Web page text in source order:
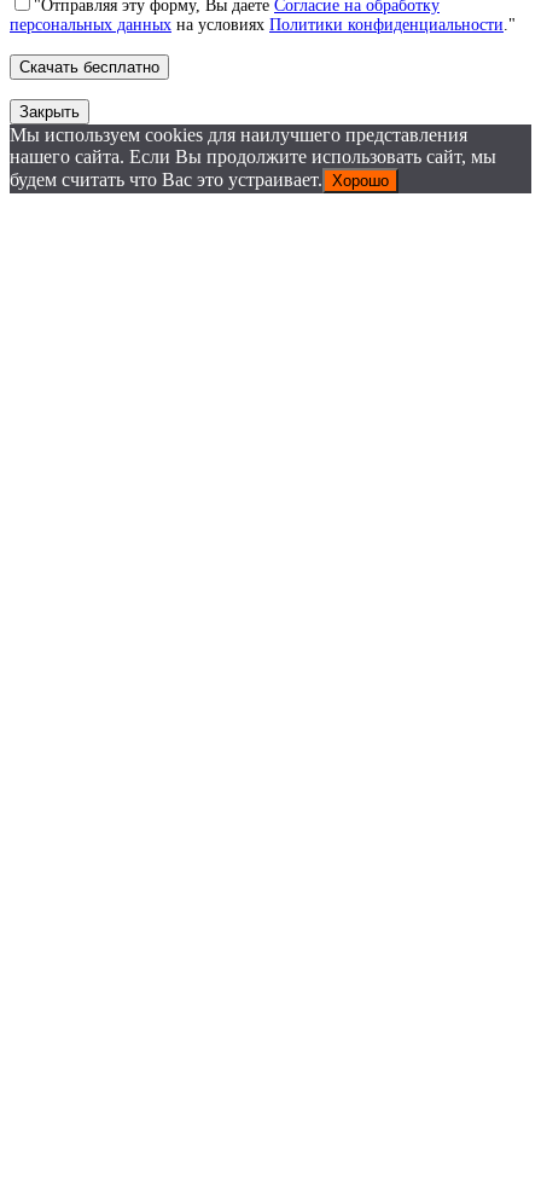
"Отправляя эту форму, Вы даете Согласие на обработку
персональных данных на условиях Политики конфиденциальности."
Закрыть
Мы используем cookies для наилучшего представления
нашего сайта. Если Вы продолжите использовать сайт, мы
будем считать что Вас это устраивает. Хорошо